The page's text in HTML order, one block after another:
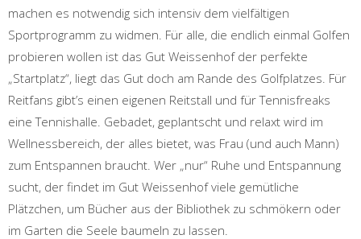
machen es notwendig sich intensiv dem vielfältigen
Sportprogramm zu widmen. Für alle, die endlich einmal Golfen
probieren wollen ist das Gut Weissenhof der perfekte
„Startplatz“, liegt das Gut doch am Rande des Golfplatzes. Für
Reitfans gibt’s einen eigenen Reitstall und für Tennisfreaks
eine Tennishalle. Gebadet, geplantscht und relaxt wird im
Wellnessbereich, der alles bietet, was Frau (und auch Mann)
zum Entspannen braucht. Wer „nur“ Ruhe und Entspannung
sucht, der findet im Gut Weissenhof viele gemütliche
Plätzchen, um Bücher aus der Bibliothek zu schmökern oder
im Garten die Seele baumeln zu lassen.